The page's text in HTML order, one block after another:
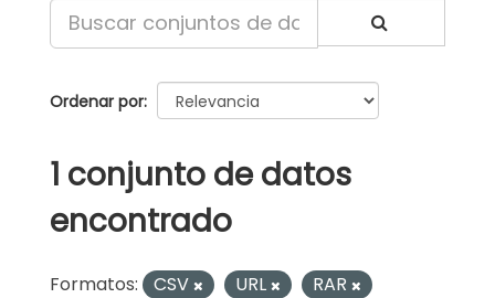
Ordenar por
1 conjunto de datos
encontrado
Formatos: CSV URL
RAR